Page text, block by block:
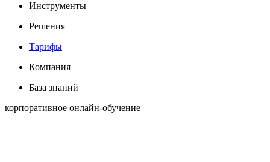
Инструменты
Решения
Тарифы
Компания
База знаний
корпоративное онлайн-обучение